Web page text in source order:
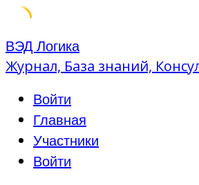
Skip
to
ВЭД Логика
Журнал, База знаний,
Войти
Главная
Участники
Войти